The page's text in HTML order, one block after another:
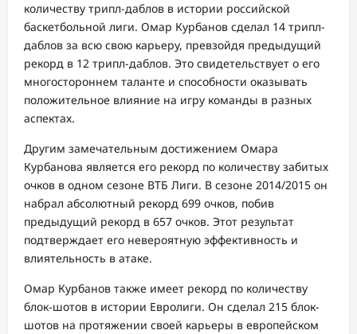
количеству трипл-даблов в истории российской
баскетбольной лиги. Омар Курбанов сделал 14 трипл-
даблов за всю свою карьеру, превзойдя предыдущий
рекорд в 12 трипл-даблов. Это свидетельствует о его
многостороннем таланте и способности оказывать
положительное влияние на игру команды в разных
аспектах.
Другим замечательным достижением Омара
Курбанова является его рекорд по количеству забитых
очков в одном сезоне ВТБ Лиги. В сезоне 2014/2015 он
набрал абсолютный рекорд 699 очков, побив
предыдущий рекорд в 657 очков. Этот результат
подтверждает его невероятную эффективность и
влиятельность в атаке.
Омар Курбанов также имеет рекорд по количеству
блок-шотов в истории Евролиги. Он сделал 215 блок-
шотов на протяжении своей карьеры в европейском